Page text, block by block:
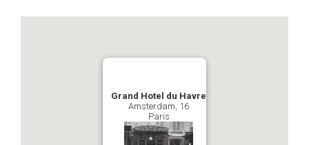
Grand Hotel du Havre
Amsterdam, 16
París